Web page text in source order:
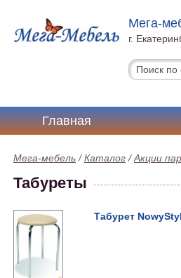
Мега-
г.
Главная
Мега-мебель /Каталог /Акции
Табуреты
Табурет